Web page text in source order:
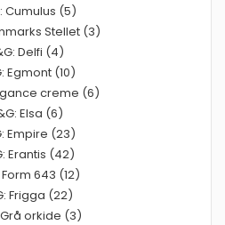
Cumulus (5)
Stellet (3)
Delfi (4)
Egmont (10)
creme (6)
Elsa (6)
Empire (23)
Erantis (42)
Form 643 (12)
Frigga (22)
orkide (3)